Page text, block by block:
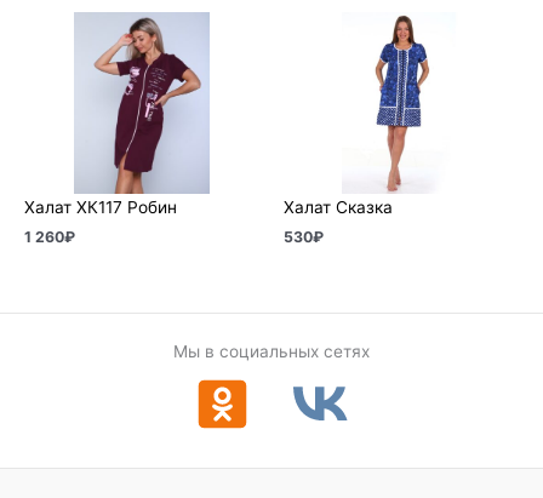
Халат ХК117 Робин
1 260₽
Халат Сказка
530₽
Мы в социальных сетях